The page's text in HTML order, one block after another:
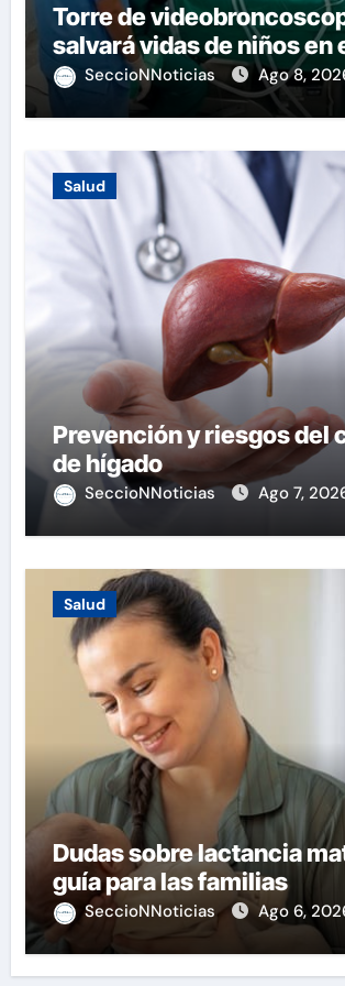
Torre de
salvará vidas de niños en
SeccioNNoticias Ago 8,
Salud
Prevención y riesgos del
de hígado
SeccioNNoticias Ago 7,
Salud
Dudas sobre lactancia
guía para las familias
SeccioNNoticias Ago 6,